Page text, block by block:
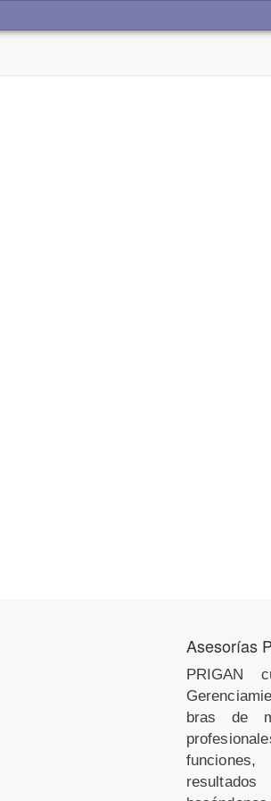
Asesorías
PRIGAN
bras de
funciones,